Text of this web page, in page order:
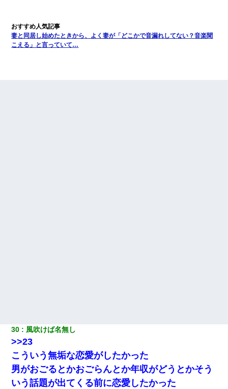
妻と同居し始めたときから、よく妻が「どこかで音漏れしてない？音楽聞
こえる」と言っていて…
30 風吹けば名無し
>>23
こういう無垢な恋愛がしたかった
男がおごるとかおごらんとか年収がどうとかそう
いう話題が出てくる前に恋愛したかった